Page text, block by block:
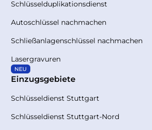
Schlüsselduplikationsdienst
Autoschlüssel nachmachen
Schließanlagenschlüssel nachmachen
Lasergravuren
NEU
Einzugsgebiete
Schlüsseldienst Stuttgart
Schlüsseldienst Stuttgart-Nord